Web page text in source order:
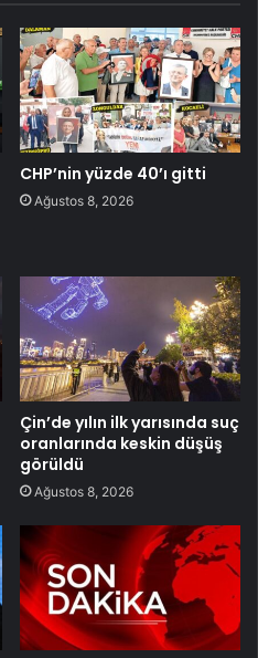
CHP’nin yüzde 40’ı gitti
Ağustos 8, 2026
Çin’de yılın ilk yarısında suç
oranlarında keskin düşüş
görüldü
Ağustos 8, 2026